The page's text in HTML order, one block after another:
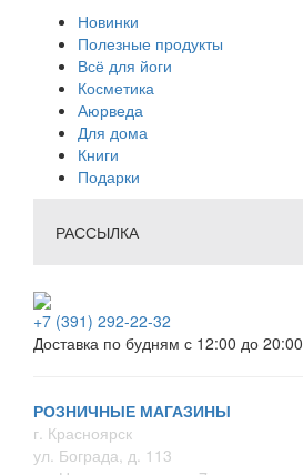
Новинки
Полезные продукты
Всё для йоги
Косметика
Аюрведа
Для дома
Книги
Подарки
РАССЫЛКА
+7 (391) 292-22-32
Доставка по будням с 12:00 до 20:00
РОЗНИЧНЫЕ МАГАЗИНЫ
г. Красноярск
ул. Бограда, д. 113